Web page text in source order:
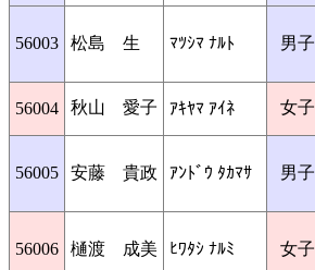
56003 松島 生 ﾏﾂｼﾏ ﾅﾙﾄ 男子
56004 秋山 愛子 ｱｷﾔﾏ ｱｲﾈ 女子
56005 安藤 貴政 ｱﾝﾄﾞｳ ﾀｶﾏｻ 男子
56006 樋渡 成美 ﾋﾜﾀｼ ﾅﾙﾐ 女子